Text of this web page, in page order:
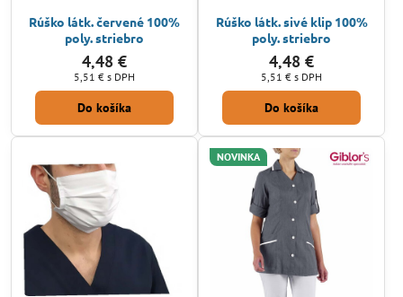
Rúško látk. červené 100%
poly. striebro
4,48 €
5,51 € s DPH
Do košíka
Rúško látk. sivé klip 100%
poly. striebro
4,48 €
5,51 € s DPH
Do košíka
NOVINKA